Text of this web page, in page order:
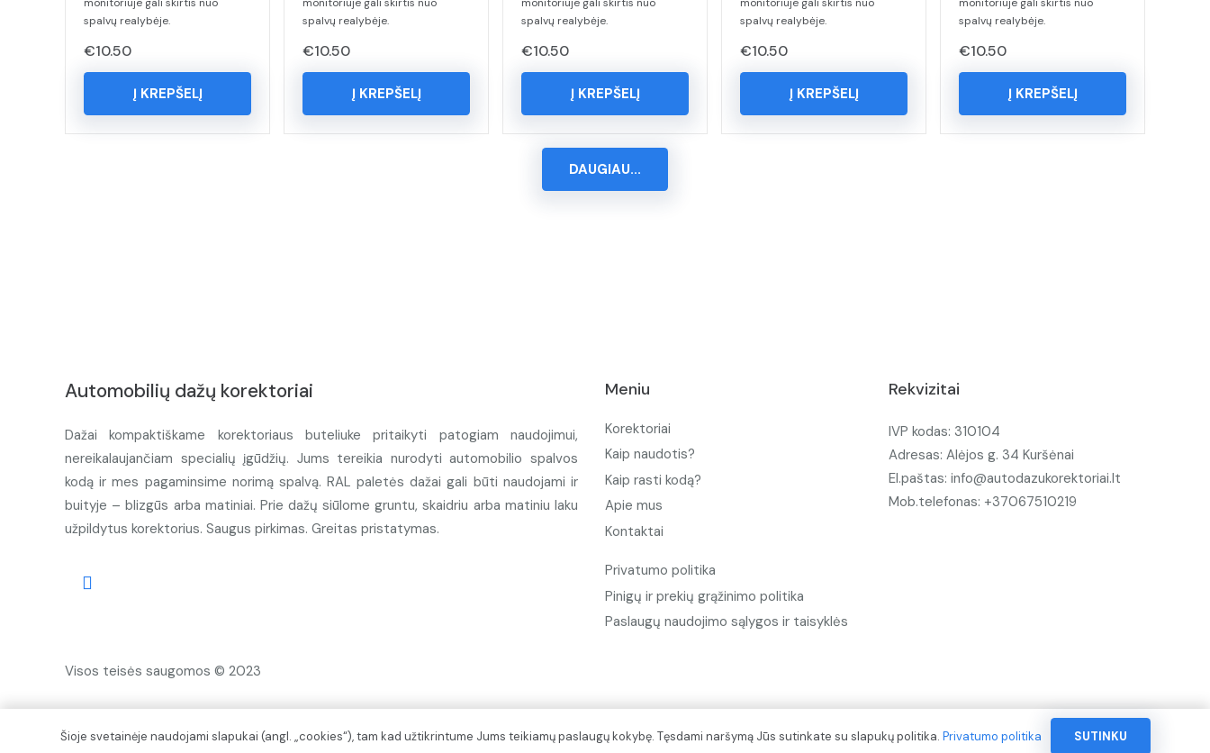
spalvų realybėje.
€10.50
Į KREPŠELĮ
spalvų realybėje.
€10.50
Į KREPŠELĮ
spalvų realybėje.
€10.50
Į KREPŠELĮ
spalvų realybėje.
€10.50
Į KREPŠELĮ
spalvų realybėje.
€10.50
Į KREPŠELĮ
DAUGIAU...
Automobilių dažų korektoriai
Dažai kompaktiškame korektoriaus buteliuke pritaikyti patogiam naudojimui,
nereikalaujančiam specialių įgūdžių. Jums tereikia nurodyti automobilio spalvos
kodą ir mes pagaminsime norimą spalvą. RAL paletės dažai gali būti naudojami ir
buityje – blizgūs arba matiniai. Prie dažų siūlome gruntu, skaidriu arba matiniu laku
užpildytus korektorius. Saugus pirkimas. Greitas pristatymas.
Visos teisės saugomos © 2023
Meniu
Korektoriai
Kaip naudotis?
Kaip rasti kodą?
Apie mus
Kontaktai
Privatumo politika
Pinigų ir prekių grąžinimo politika
Paslaugų naudojimo sąlygos ir taisyklės
Rekvizitai
IVP kodas: 310104
Adresas: Alėjos g. 34 Kuršėnai
El.paštas: info@autodazukorektoriai.lt
Mob.telefonas: +37067510219
Šioje svetainėje naudojami slapukai (angl. „cookies“), tam kad užtikrintume Jums teikiamų paslaugų kokybę. Tęsdami naršymą Jūs sutinkate su slapukų politika. Privatumo politika SUTINKU